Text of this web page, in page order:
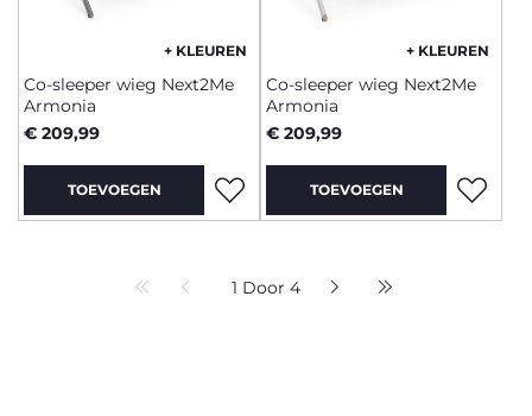
+ KLEUREN
Co-sleeper wieg Next2Me
Armonia
€ 209,99
TOEVOEGEN
+ KLEUREN
Co-sleeper wieg Next2Me
Armonia
€ 209,99
TOEVOEGEN
1 Door 4